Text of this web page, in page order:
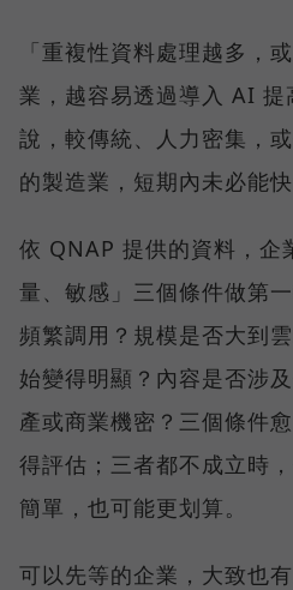
「重複性資料處理越多，
業，越容易透過導入 AI 提
說，較傳統、人力密集，
的製造業，短期內未必能
依 QNAP 提供的資料，企
量、敏感」三個條件做第
頻繁調用？規模是否大到
始變得明顯？內容是否涉
產或商業機密？三個條件
得評估；三者都不成立時
簡單，也可能更划算。
可以先等的企業，大致也